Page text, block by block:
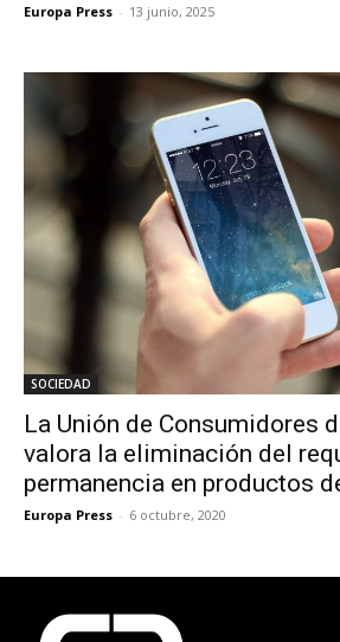
Europa Press - 13 junio, 2025
SOCIEDAD
La Unión de Consumidores
valora la eliminación del
permanencia en productos
Europa Press - 6 octubre, 2020